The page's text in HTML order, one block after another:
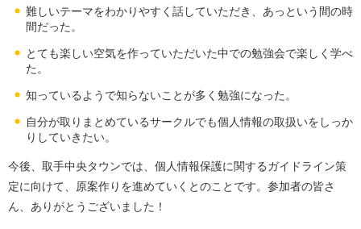
難しいテーマをわかりやすく話していただき、あっという間の時
間だった。
とても楽しい空気を作っていただいた中での勉強会で楽しく学べ
た。
知っているようで知らないことが多く勉強になった。
自分が取りまとめているサークルでも個人情報の取扱いをしっか
りしていきたい。
今後、取手中央タウンでは、個人情報保護に関するガイドライン策
定に向けて、原案作りを進めていくとのことです。参加者の皆さ
ん、ありがとうございました！